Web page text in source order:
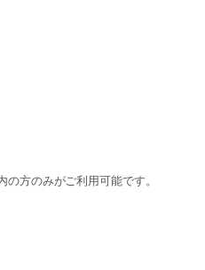
方のみがご利用可能です。